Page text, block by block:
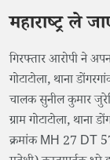
महाराष्ट्र ले
गिरफ्तार आरोपी ने
गोटाटोला, थाना
चालक सुनील कुमार
ग्राम गोटाटोला, थाना
क्रमांक MH 27 DT